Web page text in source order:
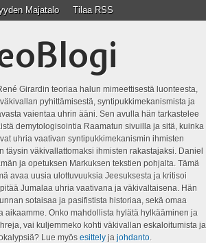
Majatalo Tilaa RSS
Girardin teoriaa halun mimeettisestä luonteesta,
pyhittämisestä, syntipukkimekanismista ja
vaientaa uhrin ääni. Sen avulla hän tarkastelee
demytologisointia Raamatun sivuilla ja sitä, kuinka
uhria vaativan syntipukkimekanismin ihmisten
täysin väkivallattomaksi ihmisten rakastajaksi. Daniel
ja opetuksen Markuksen tekstien pohjalta. Tämä
avaa uusia ulottuvuuksia Jeesuksesta ja kritisoi
Jumalaa uhria vaativana ja väkivaltaisena. Hän
sotaisaa ja pasifistista historiaa, sekä omaa
aikaamme. Onko mahdollista hylätä hylkääminen ja
vai kuljemmeko kohti väkivallan eskaloitumista ja
Lue myös esittelyja johdanto.